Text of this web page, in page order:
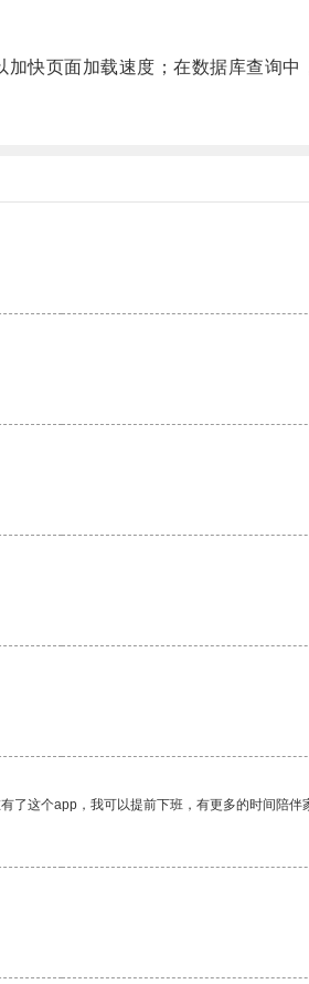
页面加载速度；在数据库查询中
这个app，我可以提前下班，有更多的时间陪伴